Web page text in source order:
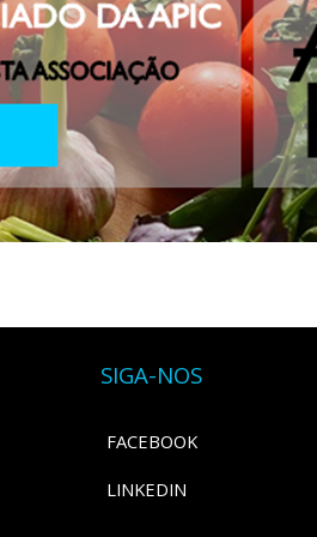
SIGA-NOS
FACEBOOK
LINKEDIN